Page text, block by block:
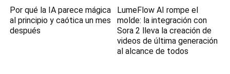
Por qué la IA parece mágica
al principio y caótica un mes
después
LumeFlow AI rompe el
molde: la integración con
Sora 2 lleva la creación de
videos de última generación
al alcance de todos